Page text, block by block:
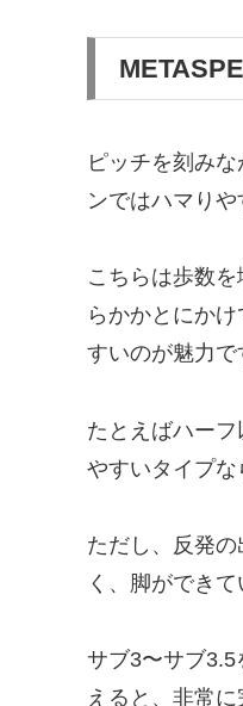
ピッチを刻み
ンではハマりや
こちらは歩数
らかかとにか
すいのが魅力で
たとえばハー
やすいタイプな
ただし、反発
く、脚ができ
サブ3〜サブ
えると、非常に